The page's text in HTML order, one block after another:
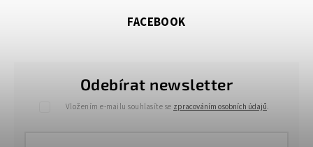
Odebírat newsletter
Vložením e-mailu souhlasíte se zpracováním osobních údajů.
FACEBOOK